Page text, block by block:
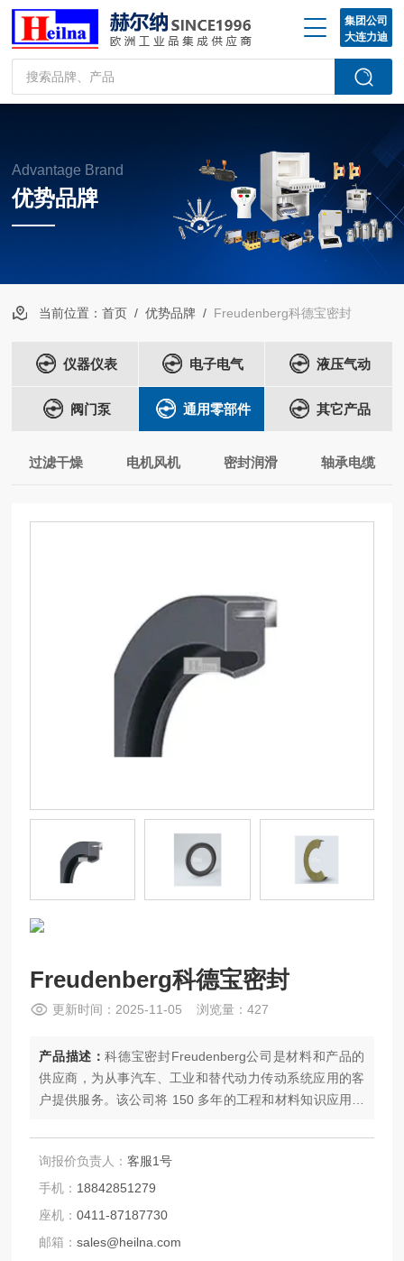
集团公司
大连力迪
Advantage Brand
优势品牌
当前位置：首页 /优势品牌 / Freudenberg科德宝密封
仪器仪表 电子电气 液压气动
阀门泵 通用零部件 其它产品
过滤干燥 电机风机 密封润滑 轴承电缆
Freudenberg科德宝密封
更新时间：2025-11-05 浏览量：427
产品描述：科德宝密封Freudenberg公司是材料和产品的
供应商，为从事汽车、工业和替代动力传动系统应用的客
户提供服务。该公司将 150 多年的工程和材料知识应用于
于为客户提供（或）的工业机会和需求。
询报价负责人：客服1号
手机： 18842851279
座机：0411-87187730
邮箱：sales@heilna.com